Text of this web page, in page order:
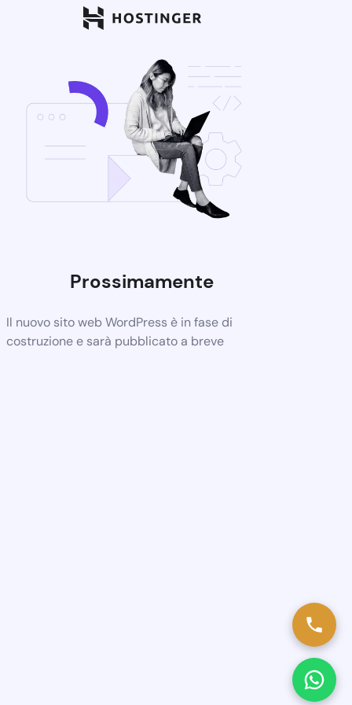
Prossimamente
Il nuovo sito web WordPress è in fase di
costruzione e sarà pubblicato a breve